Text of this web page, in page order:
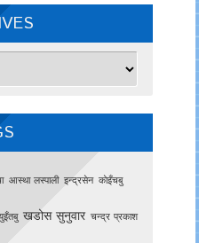
आस्था लस्पाली इन्द्रसेन काेइँचबु
खडोस सुनुवार चन्द्र प्रकाश